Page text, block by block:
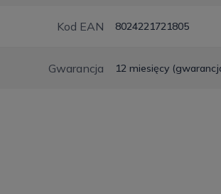
Kod EAN 8024221721805
Gwarancja 12 miesięcy